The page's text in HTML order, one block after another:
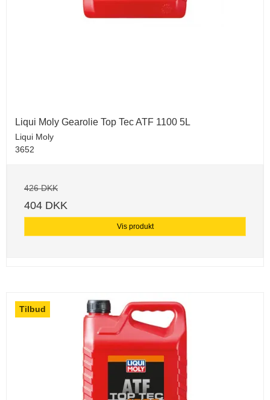
Liqui Moly Gearolie Top Tec ATF 1100 5L
Liqui Moly
3652
426 DKK
404 DKK
Vis produkt
Tilbud